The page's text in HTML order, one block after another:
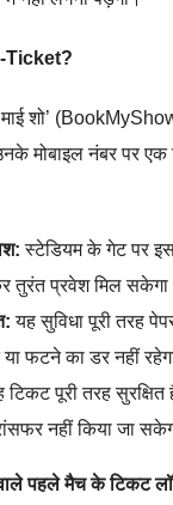
Ticket?
शो’
मोबाइल नंबर पर एक
स्टेडियम के गेट पर
तुरंत प्रवेश मिल
यह सुविधा पूरी तरह
फटने का डर नहीं
टिकट पूरी तरह
नहीं किया जा
पहले मैच के टिकट